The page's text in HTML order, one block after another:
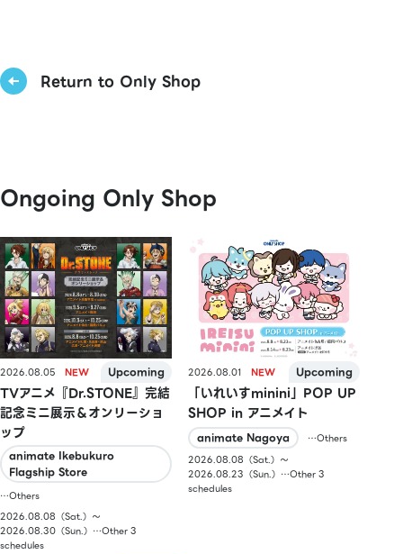
Return to Only Shop
Ongoing Only Shop
2026.08.05
TVアニメ『Dr.STONE』完結
記念ミニ展示＆オンリーショ
ップ
animate Ikebukuro
Flagship Store
…Others
2026.08.08（Sat.）〜
2026.08.30（Sun.）…Other 3
schedules
2026.08.01
「いれいすminini」POP UP
SHOP in アニメイト
animate Nagoya
…Others
2026.08.08（Sat.）〜
2026.08.23（Sun.）…Other 3
schedules